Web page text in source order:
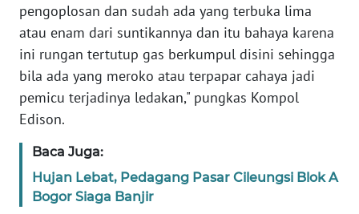
pengoplosan dan sudah ada yang terbuka lima
atau enam dari suntikannya dan itu bahaya karena
ini rungan tertutup gas berkumpul disini sehingga
bila ada yang meroko atau terpapar cahaya jadi
pemicu terjadinya ledakan," pungkas Kompol
Edison.
Baca Juga:
Hujan Lebat, Pedagang Pasar Cileungsi Blok A
Bogor Siaga Banjir
BABEL
WN
SUMBAR
SUMSEL
WN